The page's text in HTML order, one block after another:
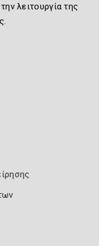
λειτουργία της